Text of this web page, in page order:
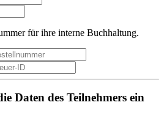
für ihre interne Buchhaltung.
Daten des Teilnehmers ein